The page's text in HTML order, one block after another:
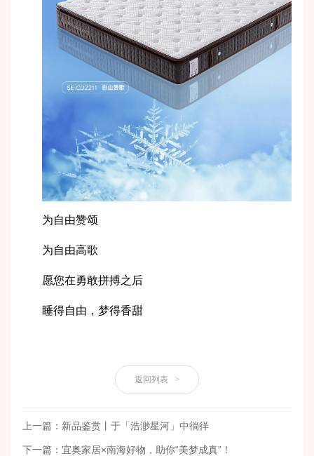
为自由赞颂
为自由高歌
愿您在勇敢拼搏之后
睡得自由，梦得香甜
返回列表 >
上一篇：新品鉴赏丨于「浩渺星河」中徜徉
下一篇：宜奥家居×南海好物，助你“美梦成真”！